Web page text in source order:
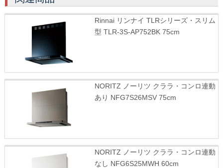
Rinnai リンナイ TLRシリーズ・スリム
型 TLR-3S-AP752BK 75cm
NORITZ ノーリツ クララ・コンロ連動
あり NFG7S26MSV 75cm
NORITZ ノーリツ クララ・コンロ連動
なし NFG6S25MWH 60cm